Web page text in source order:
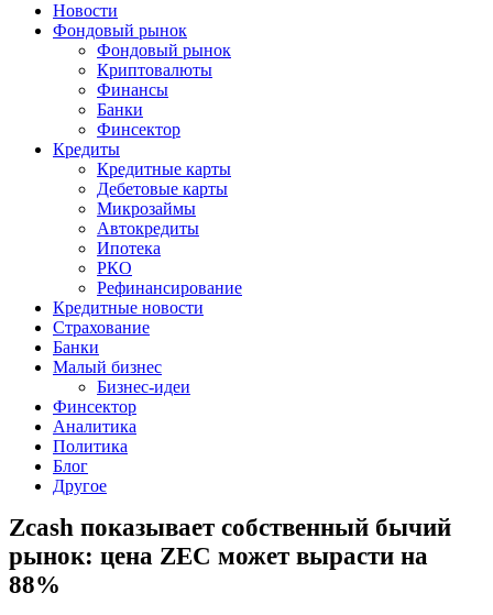
Новости
Фондовый рынок
Фондовый рынок
Криптовалюты
Финансы
Банки
Финсектор
Кредиты
Кредитные карты
Дебетовые карты
Микрозаймы
Автокредиты
Ипотека
РКО
Рефинансирование
Кредитные новости
Страхование
Банки
Малый бизнес
Бизнес-идеи
Финсектор
Аналитика
Политика
Блог
Другое
Zcash показывает собственный бычий
рынок: цена ZEC может вырасти на
88%